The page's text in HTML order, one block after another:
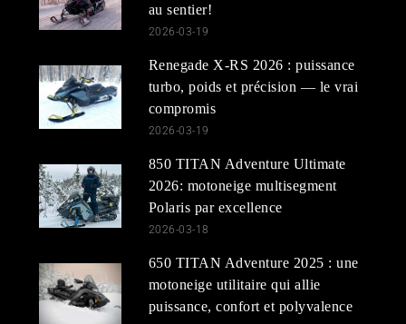
au sentier!
2026-03-19
Renegade X-RS 2026 : puissance
turbo, poids et précision — le vrai
compromis
2026-03-19
850 TITAN Adventure Ultimate
2026: motoneige multisegment
Polaris par excellence
2026-03-18
650 TITAN Adventure 2025 : une
motoneige utilitaire qui allie
puissance, confort et polyvalence